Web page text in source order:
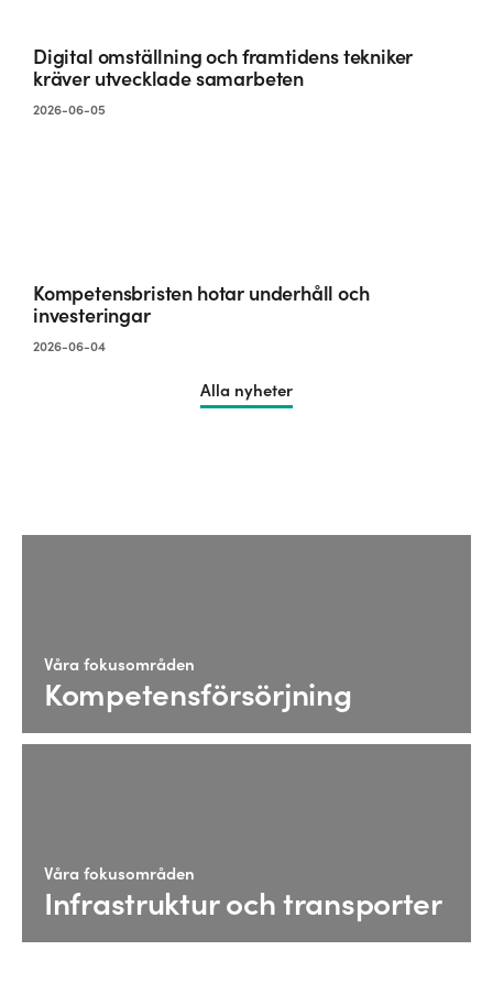
Digital omställning och framtidens tekniker
kräver utvecklade samarbeten
2026-06-05
Kompetensbristen hotar underhåll och
investeringar
2026-06-04
Alla nyheter
Våra fokusområden
Kompetensförsörjning
Våra fokusområden
Infrastruktur och transporter